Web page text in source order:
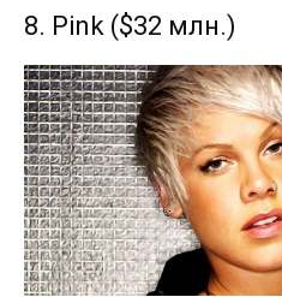
8. Pink ($32 млн.)